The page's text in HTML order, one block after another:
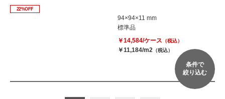
22%OFF
94×94×11 mm
標準品
￥14,584/ケース （税込）
￥11,184/m2 （税込）
条件で
絞り込む